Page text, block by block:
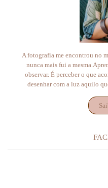
A fotografia me encontrou no
nunca mais fui a
observar. É perceber o que
desenhar com a luz aquilo